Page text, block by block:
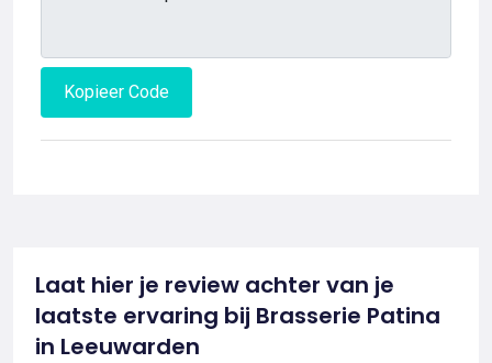
Kopieer Code
Laat hier je review achter van je
laatste ervaring bij Brasserie Patina
in Leeuwarden